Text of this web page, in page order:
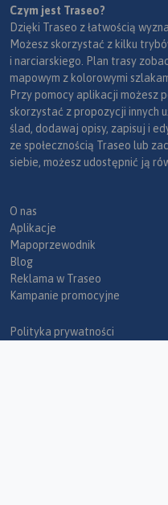
Czym jest Traseo?
Dzięki Traseo z łatwością
Możesz skorzystać z kilku
i narciarskiego. Plan trasy
mapowym z kolorowymi
Przy pomocy aplikacji możesz
skorzystać z propozycji innych
ślad, dodawaj opisy, zapisuj i
ze społecznością Traseo lub
siebie, możesz udostępnić ją
O nas
Aplikacje
Mapoprzewodnik
Blog
Reklama w Traseo
Kampanie promocyjne
Polityka prywatności